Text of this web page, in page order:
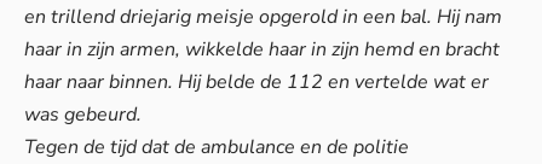
en trillend driejarig meisje opgerold in een bal. Hij nam
haar in zijn armen, wikkelde haar in zijn hemd en bracht
haar naar binnen. Hij belde de 112 en vertelde wat er
was gebeurd.
Tegen de tijd dat de ambulance en de politie